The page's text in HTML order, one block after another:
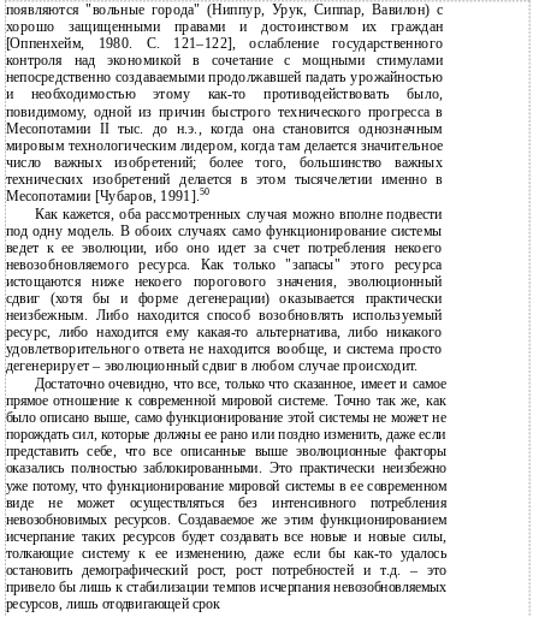
появляются "вольные города" (Ниппур, Урук, Сиппар, Вавилон) с
хорошо защищенными правами и достоинством их граждан
[Оппенхейм, 1980. С. 121–122], ослабление государственного
контроля над экономикой в сочетание с мощными стимулами
непосредственно создаваемыми продолжавшей падать урожайностью
и необходимостью этому как-то противодействовать было,
повидимому, одной из причин быстрого технического прогресса в
Месопотамии II тыс. до н.э., когда она становится однозначным
мировым технологическим лидером, когда там делается значительное
число важных изобретений; более того, большинство важных
технических изобретений делается в этом тысячелетии именно в
Месопотамии [Чубаров, 1991].50
Как кажется, оба рассмотренных случая можно вполне подвести
под одну модель. В обоих случаях само функционирование системы
ведет к ее эволюции, ибо оно идет за счет потребления некоего
невозобновляемого ресурса. Как только "запасы" этого ресурса
истощаются ниже некоего порогового значения, эволюционный
сдвиг (хотя бы и форме дегенерации) оказывается практически
неизбежным. Либо находится способ возобновлять используемый
ресурс, либо находится ему какая-то альтернатива, либо никакого
удовлетворительного ответа не находится вообще, и система просто
дегенерирует – эволюционный сдвиг в любом случае происходит.
Достаточно очевидно, что все, только что сказанное, имеет и самое
прямое отношение к современной мировой системе. Точно так же, как
было описано выше, само функционирование этой системы не может не
порождать сил, которые должны ее рано или поздно изменить, даже если
представить себе, что все описанные выше эволюционные факторы
оказались полностью заблокированными. Это практически неизбежно
уже потому, что функционирование мировой системы в ее современном
виде не может осуществляться без интенсивного потребления
невозобновимых ресурсов. Создаваемое же этим функционированием
исчерпание таких ресурсов будет создавать все новые и новые силы,
толкающие систему к ее изменению, даже если бы как-то удалось
остановить демографический рост, рост потребностей и т.д. – это
привело бы лишь к стабилизации темпов исчерпания невозобновляемых
ресурсов, лишь отодвигающей срок